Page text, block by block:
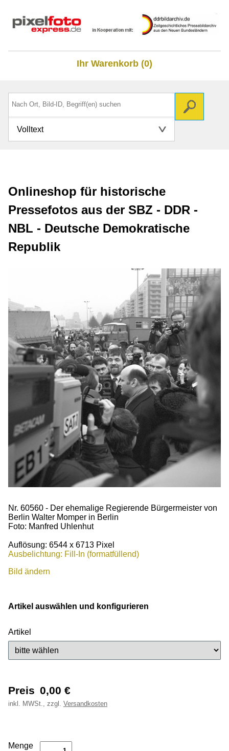
Ihr Warenkorb (0)
Volltext
Onlineshop für historische
Pressefotos aus der SBZ - DDR -
NBL - Deutsche Demokratische
Republik
Nr. 60560 - Der ehemalige Regierende Bürgermeister von
Berlin Walter Momper in Berlin
Foto: Manfred Uhlenhut
Auflösung: 6544 x 6713 Pixel
Ausbelichtung: Fill-In (formatfüllend)
Bild ändern
Artikel auswählen und konfigurieren
Artikel
Preis 0,00 €
inkl. MWSt., zzgl. Versandkosten
Menge